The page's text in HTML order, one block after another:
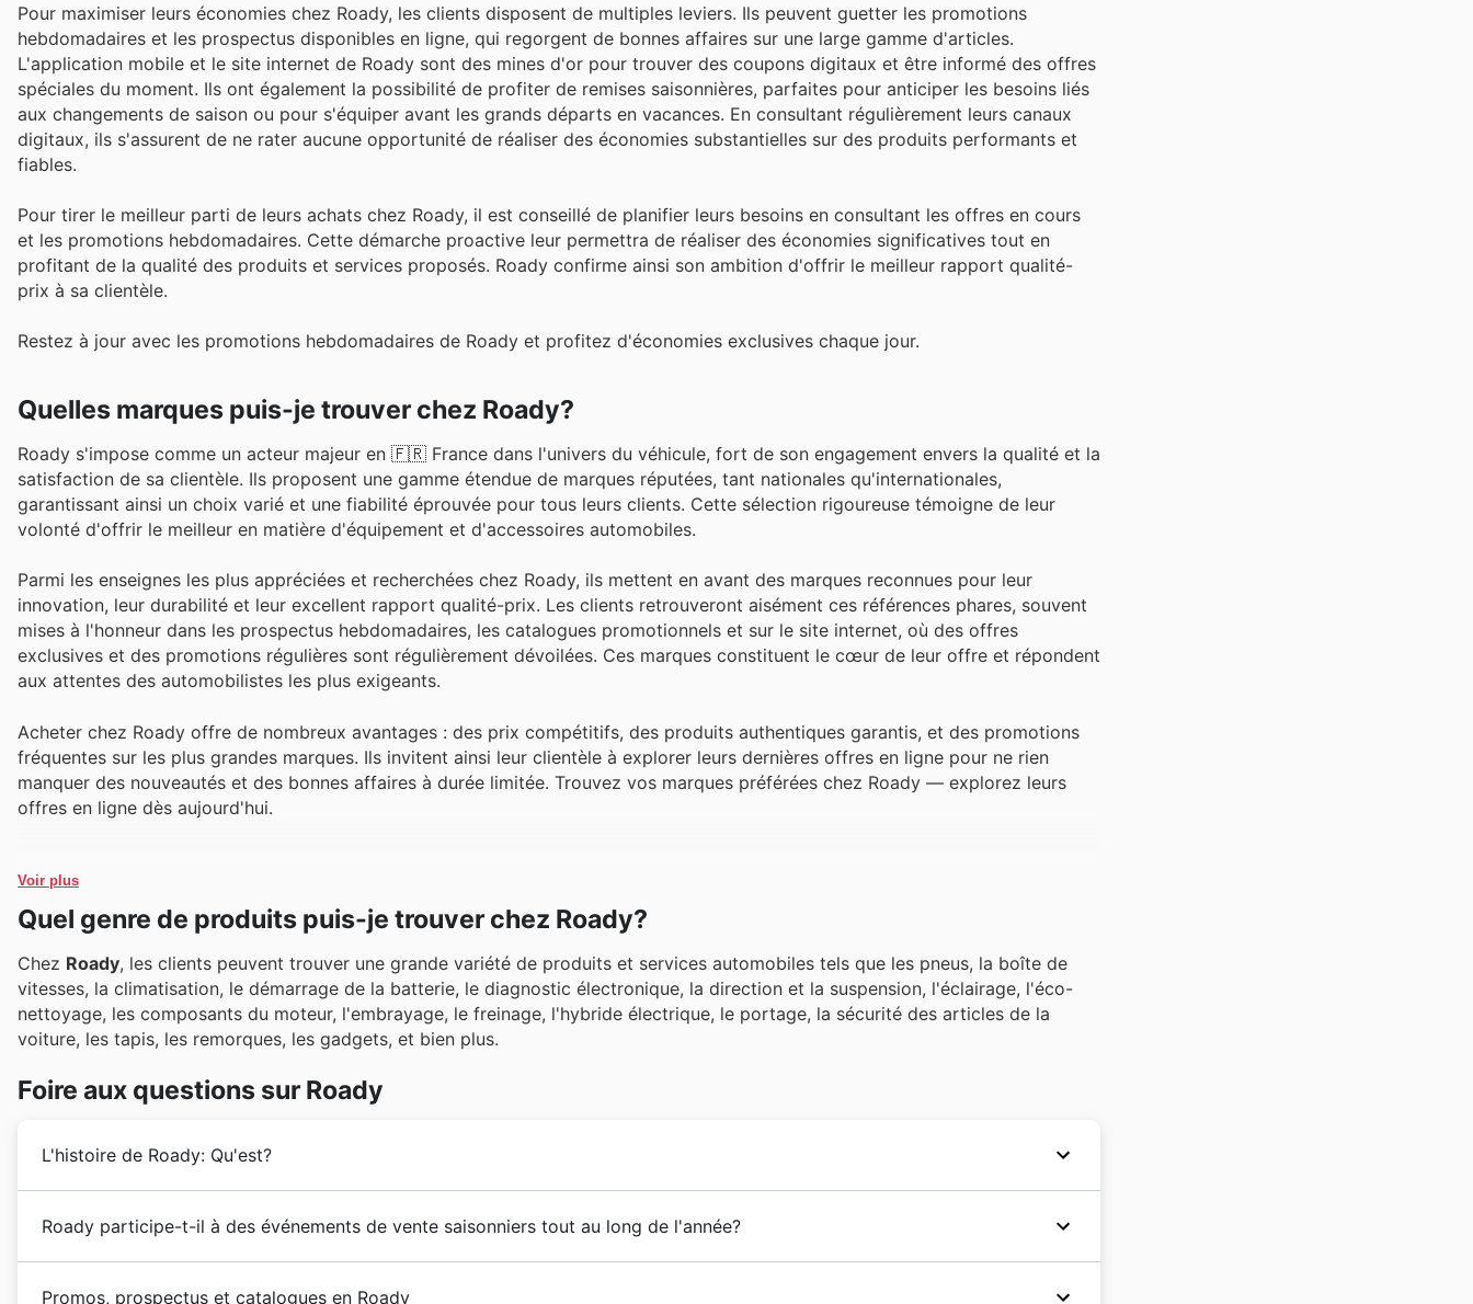
Pour maximiser leurs économies chez Roady, les clients disposent de multiples leviers. Ils peuvent guetter les promotions
hebdomadaires et les prospectus disponibles en ligne, qui regorgent de bonnes affaires sur une large gamme d'articles.
L'application mobile et le site internet de Roady sont des mines d'or pour trouver des coupons digitaux et être informé des offres
spéciales du moment. Ils ont également la possibilité de profiter de remises saisonnières, parfaites pour anticiper les besoins liés
aux changements de saison ou pour s'équiper avant les grands départs en vacances. En consultant régulièrement leurs canaux
digitaux, ils s'assurent de ne rater aucune opportunité de réaliser des économies substantielles sur des produits performants et
fiables.
Pour tirer le meilleur parti de leurs achats chez Roady, il est conseillé de planifier leurs besoins en consultant les offres en cours
et les promotions hebdomadaires. Cette démarche proactive leur permettra de réaliser des économies significatives tout en
profitant de la qualité des produits et services proposés. Roady confirme ainsi son ambition d'offrir le meilleur rapport qualité-
prix à sa clientèle.
Restez à jour avec les promotions hebdomadaires de Roady et profitez d'économies exclusives chaque jour.
Quelles marques puis-je trouver chez Roady?
Roady s'impose comme un acteur majeur en 🇫🇷 France dans l'univers du véhicule, fort de son engagement envers la qualité et la
satisfaction de sa clientèle. Ils proposent une gamme étendue de marques réputées, tant nationales qu'internationales,
garantissant ainsi un choix varié et une fiabilité éprouvée pour tous leurs clients. Cette sélection rigoureuse témoigne de leur
volonté d'offrir le meilleur en matière d'équipement et d'accessoires automobiles.
Parmi les enseignes les plus appréciées et recherchées chez Roady, ils mettent en avant des marques reconnues pour leur
innovation, leur durabilité et leur excellent rapport qualité-prix. Les clients retrouveront aisément ces références phares, souvent
mises à l'honneur dans les prospectus hebdomadaires, les catalogues promotionnels et sur le site internet, où des offres
exclusives et des promotions régulières sont régulièrement dévoilées. Ces marques constituent le cœur de leur offre et répondent
aux attentes des automobilistes les plus exigeants.
Acheter chez Roady offre de nombreux avantages : des prix compétitifs, des produits authentiques garantis, et des promotions
fréquentes sur les plus grandes marques. Ils invitent ainsi leur clientèle à explorer leurs dernières offres en ligne pour ne rien
manquer des nouveautés et des bonnes affaires à durée limitée. Trouvez vos marques préférées chez Roady — explorez leurs
offres en ligne dès aujourd'hui.
Voir plus
Quel genre de produits puis-je trouver chez Roady?
Chez Roady, les clients peuvent trouver une grande variété de produits et services automobiles tels que les pneus, la boîte de
vitesses, la climatisation, le démarrage de la batterie, le diagnostic électronique, la direction et la suspension, l'éclairage, l'éco-
nettoyage, les composants du moteur, l'embrayage, le freinage, l'hybride électrique, le portage, la sécurité des articles de la
voiture, les tapis, les remorques, les gadgets, et bien plus.
Foire aux questions sur Roady
L'histoire de Roady: Qu'est?
France. L'enseigne, spécialisée dans la réparation et l'entretien automobile, appartient au groupe Les Mousquetaires. Dans
les années qui ont suivi sa création, l'entreprise a connu un fort processus d'expansion qui l'a conduite à ouvrir des
centres au Portugal en 1998.
Roady participe-t-il à des événements de vente saisonniers tout au long de l'année?
Promos, prospectus et catalogues en Roady